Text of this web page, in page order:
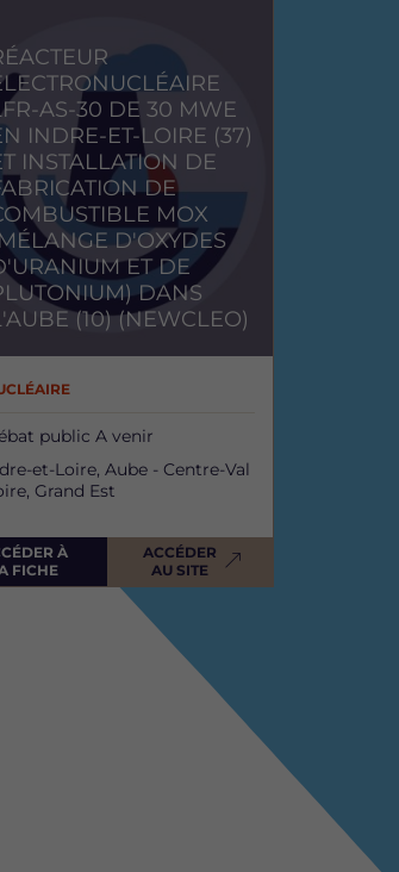
AS-30 DE 30 MWE
INDRE-ET-LOIRE (37)
INSTALLATION DE
DE
MOX
D'OXYDES
ET DE
DANS
(10) (NEWCLEO)
public A venir
et-Loire, Aube - Centre-Val
Grand Est
À
FICHE
ACCÉDER
AU SITE